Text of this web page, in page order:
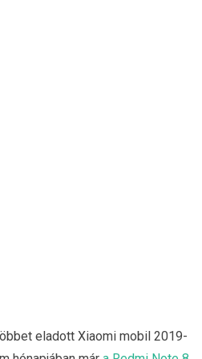
eladott Xiaomi mobil 2019-